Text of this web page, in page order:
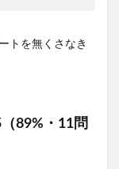
トを無くさなき
89%・11問